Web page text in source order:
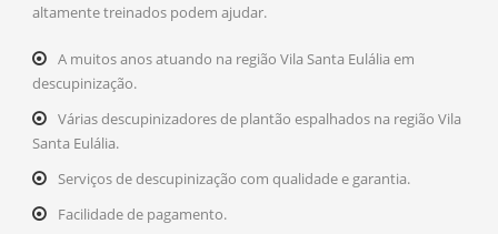
altamente treinados podem ajudar.
A muitos anos atuando na região Vila Santa Eulália em
descupinização.
Várias descupinizadores de plantão espalhados na região Vila
Santa Eulália.
Serviços de descupinização com qualidade e garantia.
Facilidade de pagamento.